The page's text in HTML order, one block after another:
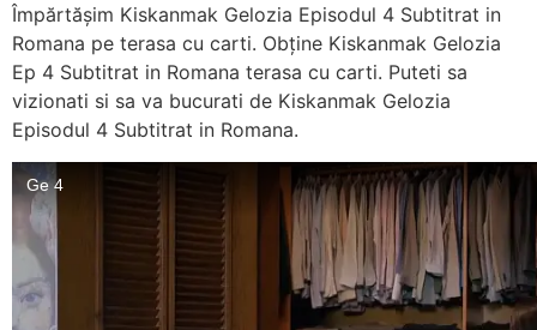
Împărtășim Kiskanmak Gelozia Episodul 4 Subtitrat in
Romana pe terasa cu carti. Obține Kiskanmak Gelozia
Ep 4 Subtitrat in Romana terasa cu carti. Puteti sa
vizionati si sa va bucurati de Kiskanmak Gelozia
Episodul 4 Subtitrat in Romana.